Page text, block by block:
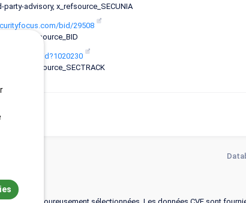
party-advisory, x_refsource_SECUNIA
bid/29508
entry, x_refsource_BID
id?1020230
entry, x_refsource_SECTRACK